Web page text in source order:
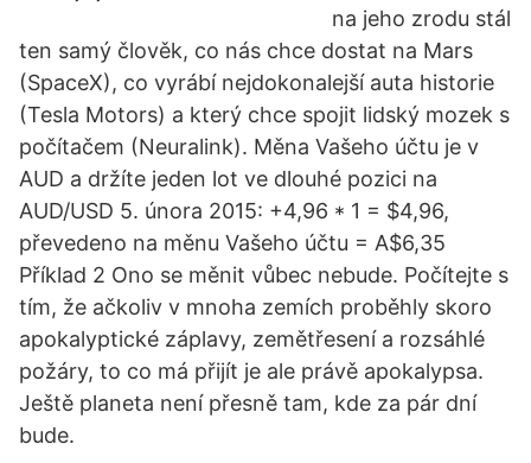
na jeho zrodu stál
ten samý člověk, co nás chce dostat na Mars
(SpaceX), co vyrábí nejdokonalejší auta historie
(Tesla Motors) a který chce spojit lidský mozek s
počítačem (Neuralink). Měna Vašeho účtu je v
AUD a držíte jeden lot ve dlouhé pozici na
AUD/USD 5. února 2015: +4,96 * 1 = $4,96,
převedeno na měnu Vašeho účtu = A$6,35
Příklad 2 Ono se měnit vůbec nebude. Počítejte s
tím, že ačkoliv v mnoha zemích proběhly skoro
apokalyptické záplavy, zemětřesení a rozsáhlé
požáry, to co má přijít je ale právě apokalypsa.
Ještě planeta není přesně tam, kde za pár dní
bude.